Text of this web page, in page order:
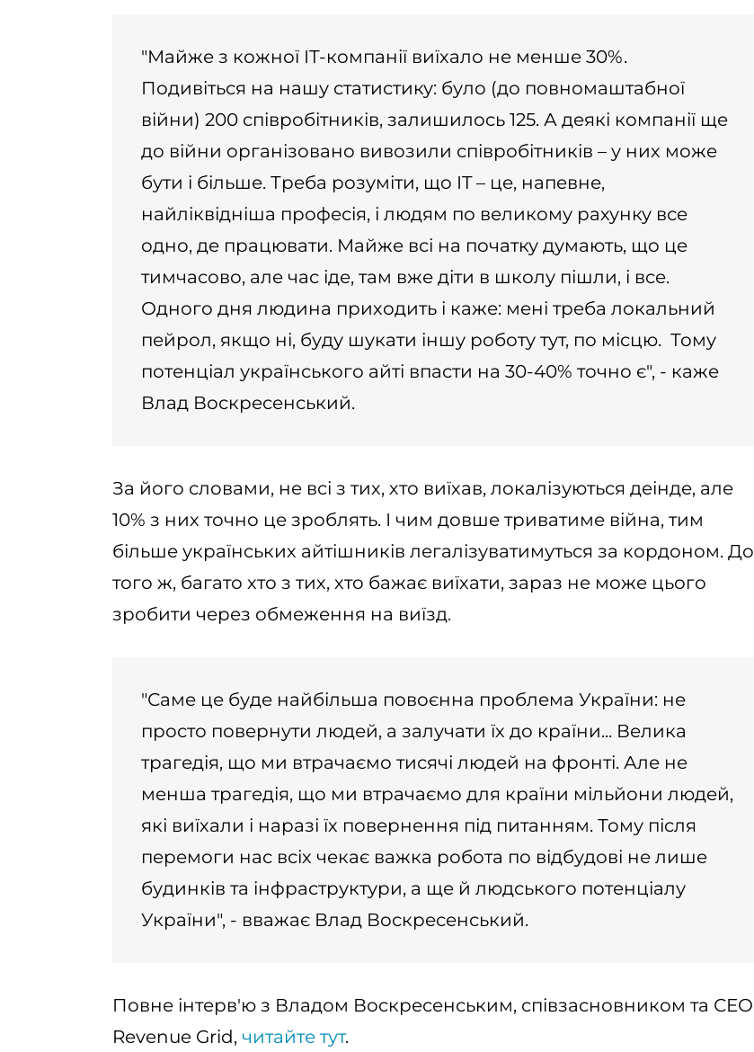
"Майже з кожної ІТ-компанії виїхало не менше 30%.
Подивіться на нашу статистику: було (до повномаштабної
війни) 200 співробітників, залишилось 125. А деякі компанії ще
до війни організовано вивозили співробітників – у них може
бути і більше. Треба розуміти, що IT – це, напевне,
найліквідніша професія, і людям по великому рахунку все
одно, де працювати. Майже всі на початку думають, що це
тимчасово, але час іде, там вже діти в школу пішли, і все.
Одного дня людина приходить і каже: мені треба локальний
пейрол, якщо ні, буду шукати іншу роботу тут, по місцю. Тому
потенціал українського айті впасти на 30-40% точно є", - каже
Влад Воскресенський.
За його словами, не всі з тих, хто виїхав, локалізуються деінде, але
10% з них точно це зроблять. І чим довше триватиме війна, тим
більше українських айтішників легалізуватимуться за кордоном. До
того ж, багато хто з тих, хто бажає виїхати, зараз не може цього
зробити через обмеження на виїзд.
"Саме це буде найбільша повоєнна проблема України: не
просто повернути людей, а залучати їх до країни... Велика
трагедія, що ми втрачаємо тисячі людей на фронті. Але не
менша трагедія, що ми втрачаємо для країни мільйони людей,
які виїхали і наразі їх повернення під питанням. Тому після
перемоги нас всіх чекає важка робота по відбудові не лише
будинків та інфраструктури, а ще й людського потенціалу
України", - вважає Влад Воскресенський.
Повне інтерв'ю з Владом Воскресенським, співзасновником та СЕО
Revenue Grid, читайте тут.